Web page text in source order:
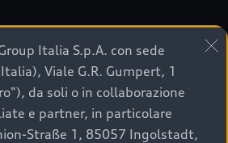
e
Italia S.p.A. con sede
Viale G.R. Gumpert, 1
da soli o in collaborazione
e partner, in particolare
Straße 1, 85057 Ingolstadt,